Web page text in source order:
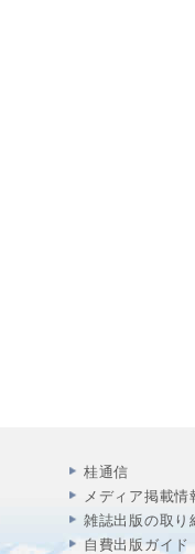
桂通信
メディア掲載情
雑誌出版の取り
自費出版ガイド